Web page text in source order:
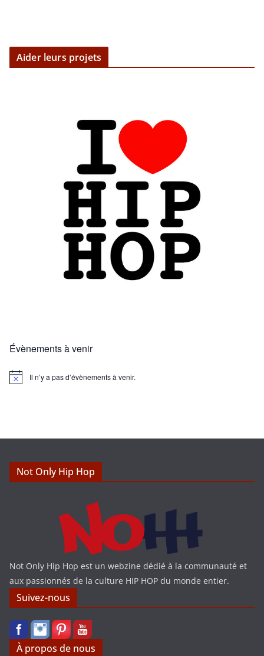
Aider leurs projets
Évènements à venir
N
Il n’y a pas d’évènements à venir.
Not Only Hip Hop
Not Only Hip Hop est un webzine dédié à la communauté et
aux passionnés de la culture HIP HOP du monde entier.
Suivez-nous
À propos de nous